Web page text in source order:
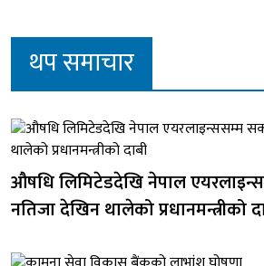
थप समाचार
औषधि लिमिटेडदेखि नेपाल
नतिजा देखिन थालेको प्रधानमन्त्रीको